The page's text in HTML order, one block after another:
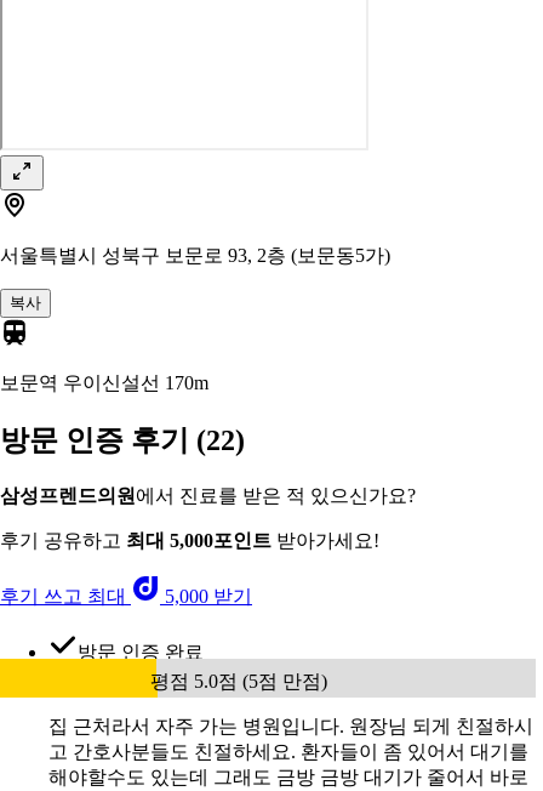
서울특별시 성북구 보문로 93, 2층 (보문동5가)
복사
보문역 우이신설선 170m
방문 인증 후기 (22)
삼성프렌드의원 에서 진료를 받은 적 있으신가요?
후기 공유하고 최대 5,000포인트 받아가세요!
후기 쓰고 최대 5,000 받기
방문 인증 완료
평점 5.0점 (5점 만점)
집 근처라서 자주 가는 병원입니다. 원장님 되게 친절하시
고 간호사분들도 친절하세요. 환자들이 좀 있어서 대기를
해야할수도 있는데 그래도 금방 금방 대기가 줄어서 바로